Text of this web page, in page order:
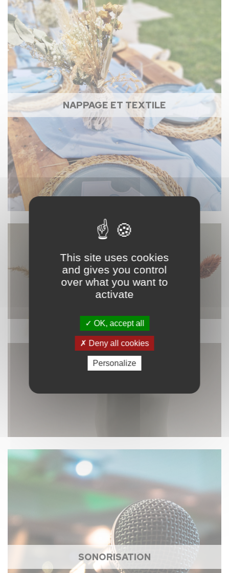
NAPPAGE ET TEXTILE
DÉCORATION
SONORISATION
This site uses cookies
and gives you control
over what you want to
activate
OK, accept all
Deny all cookies
Personalize